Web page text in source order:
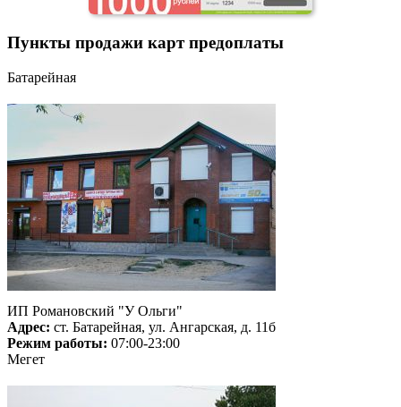
Пункты продажи карт предоплаты
Батарейная
ИП Романовский "У Ольги"
Адрес: ст. Батарейная, ул. Ангарская, д. 11б
Режим работы: 07:00-23:00
Мегет